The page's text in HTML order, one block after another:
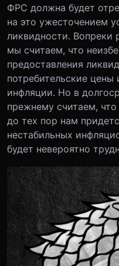
ФРС должна будет
на это ужесточением
ликвидности. Вопреки
мы считаем, что
предоставления
потребительские
инфляции. Но в
прежнему считаем,
до тех пор нам
нестабильных
будет невероятно